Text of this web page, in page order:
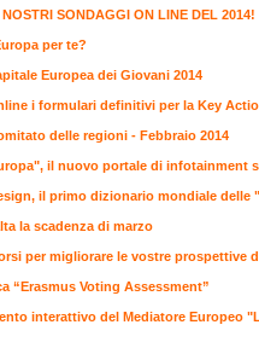
NOSTRI SONDAGGI ON LINE DEL 2014!
per te?
Europea dei Giovani 2014
i formulari definitivi per la Key
delle regioni - Febbraio 2014
il nuovo portale di infotainment
il primo dizionario mondiale delle
la scadenza di marzo
per migliorare le vostre prospettive
“Erasmus Voting Assessment”
interattivo del Mediatore Europeo